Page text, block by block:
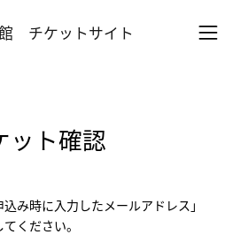
チケットサイト
ット確認
み時に入力したメールアドレス」
ください。